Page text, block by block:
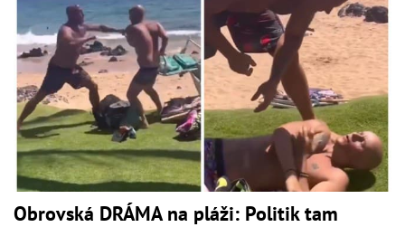
Obrovská DRÁMA na pláži: Politik tam